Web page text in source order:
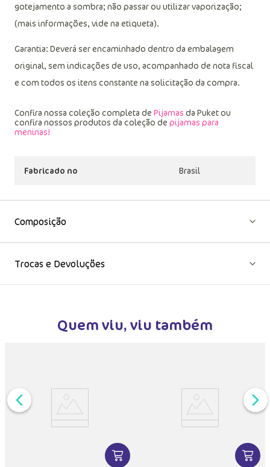
gotejamento a sombra; não passar ou utilizar vaporização;
(mais informações, vide na etiqueta).
Garantia: Deverá ser encaminhado dentro da embalagem
original, sem indicações de uso, acompanhado de nota fiscal
e com todos os itens constante na solicitação da compra.
Confira nossa coleção completa de Pijamas da Puket ou
confira nossos produtos da coleção de pijamas para
meninas!
Fabricado no Brasil
Composição
Trocas e Devoluções
Quem viu, viu também
INFORMAÇÕES DO PRODUTOVER MAIS INFORMAÇÕES DOVER